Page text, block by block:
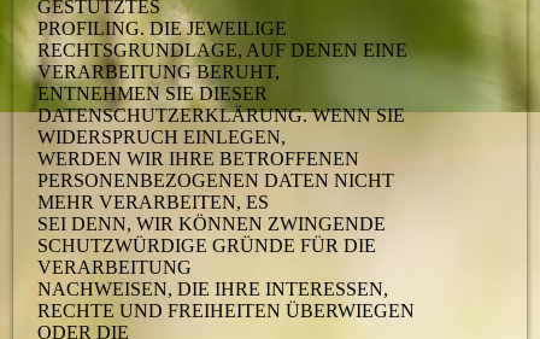
GESTÜTZTES
PROFILING. DIE JEWEILIGE
RECHTSGRUNDLAGE, AUF DENEN EINE
VERARBEITUNG BERUHT,
ENTNEHMEN SIE DIESER
DATENSCHUTZERKLÄRUNG. WENN SIE
WIDERSPRUCH EINLEGEN,
WERDEN WIR IHRE BETROFFENEN
PERSONENBEZOGENEN DATEN NICHT
MEHR VERARBEITEN, ES
SEI DENN, WIR KÖNNEN ZWINGENDE
SCHUTZWÜRDIGE GRÜNDE FÜR DIE
VERARBEITUNG
NACHWEISEN, DIE IHRE INTERESSEN,
RECHTE UND FREIHEITEN ÜBERWIEGEN
ODER DIE